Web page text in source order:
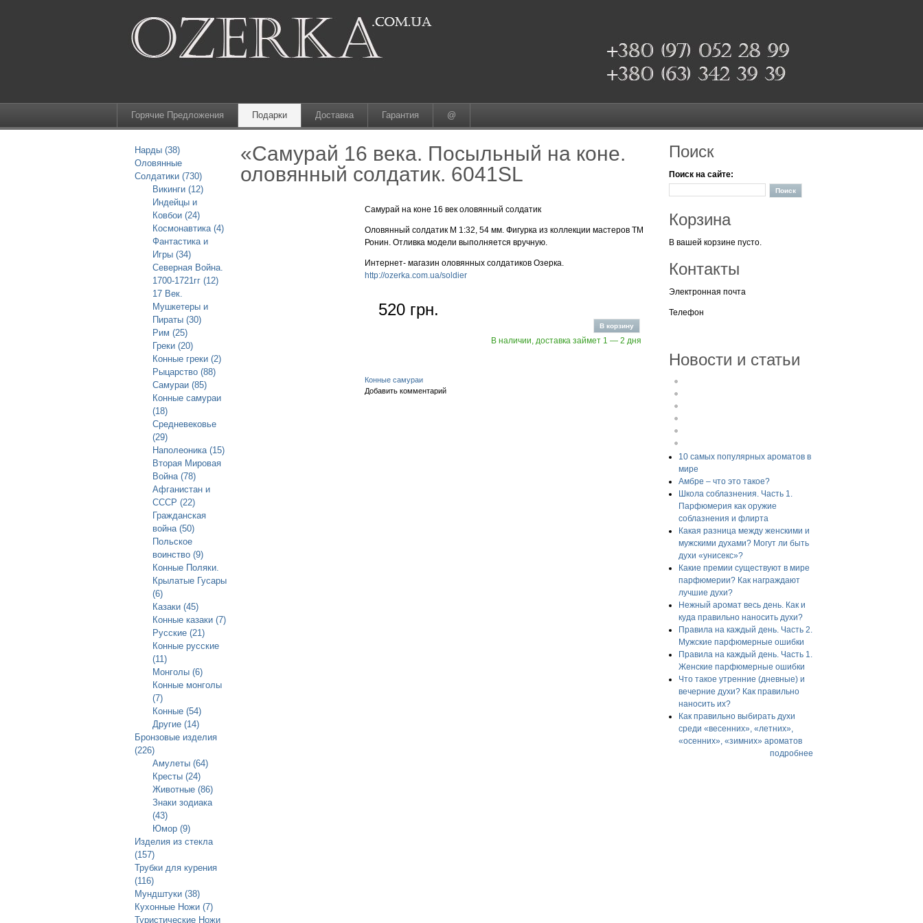
Горячие Предложения Подарки Доставка Гарантия @
Нарды (38)
Оловянные
Солдатики (730)
Викинги (12)
Индейцы и
Ковбои (24)
Космонавтика (4)
Фантастика и
Игры (34)
Северная Война.
1700-1721гг (12)
17 Век.
Мушкетеры и
Пираты (30)
Рим (25)
Греки (20)
Конные греки (2)
Рыцарство (88)
Самураи (85)
Конные самураи
(18)
Средневековье
(29)
Наполеоника (15)
Вторая Мировая
Война (78)
Афганистан и
СССР (22)
Гражданская
война (50)
Польское
воинство (9)
Конные Поляки.
Крылатые Гусары
(6)
Казаки (45)
Конные казаки (7)
Русские (21)
Конные русские
(11)
Монголы (6)
Конные монголы
(7)
Конные (54)
Другие (14)
Бронзовые изделия
(226)
Амулеты (64)
Кресты (24)
Животные (86)
Знаки зодиака
(43)
Юмор (9)
Изделия из стекла
(157)
Трубки для курения
(116)
Мундштуки (38)
Кухонные Ножи (7)
Туристические Ножи
«Самурай 16 века. Посыльный на коне.
оловянный солдатик. 6041SL
Самурай на коне 16 век оловянный солдатик
Оловянный солдатик М 1:32, 54 мм. Фигурка из коллекции мастеров ТМ
Ронин. Отливка модели выполняется вручную.
Интернет- магазин оловянных солдатиков Озерка.
http://ozerka.com.ua/soldier
520 грн.
В наличии, доставка займет 1 — 2 дня
Конные самураи
Добавить комментарий
Поиск
Поиск на сайте:
Корзина
В вашей корзине пусто.
Контакты
Электронная почта
Телефон
Новости и статьи
10 самых популярных ароматов в
мире
Амбре – что это такое?
Школа соблазнения. Часть 1.
Парфюмерия как оружие
соблазнения и флирта
Какая разница между женскими и
мужскими духами? Могут ли быть
духи «унисекс»?
Какие премии существуют в мире
парфюмерии? Как награждают
лучшие духи?
Нежный аромат весь день. Как и
куда правильно наносить духи?
Правила на каждый день. Часть 2.
Мужские парфюмерные ошибки
Правила на каждый день. Часть 1.
Женские парфюмерные ошибки
Что такое утренние (дневные) и
вечерние духи? Как правильно
наносить их?
Как правильно выбирать духи
среди «весенних», «летних»,
«осенних», «зимних» ароматов
подробнее